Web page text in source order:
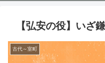
【弘安の役】いざ
古代～室町